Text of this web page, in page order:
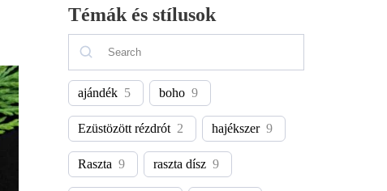
Témák és stílusok
ajándék 5 boho 9
Ezüstözött rézdrót 2 hajékszer 9
Raszta 9 raszta dísz 9